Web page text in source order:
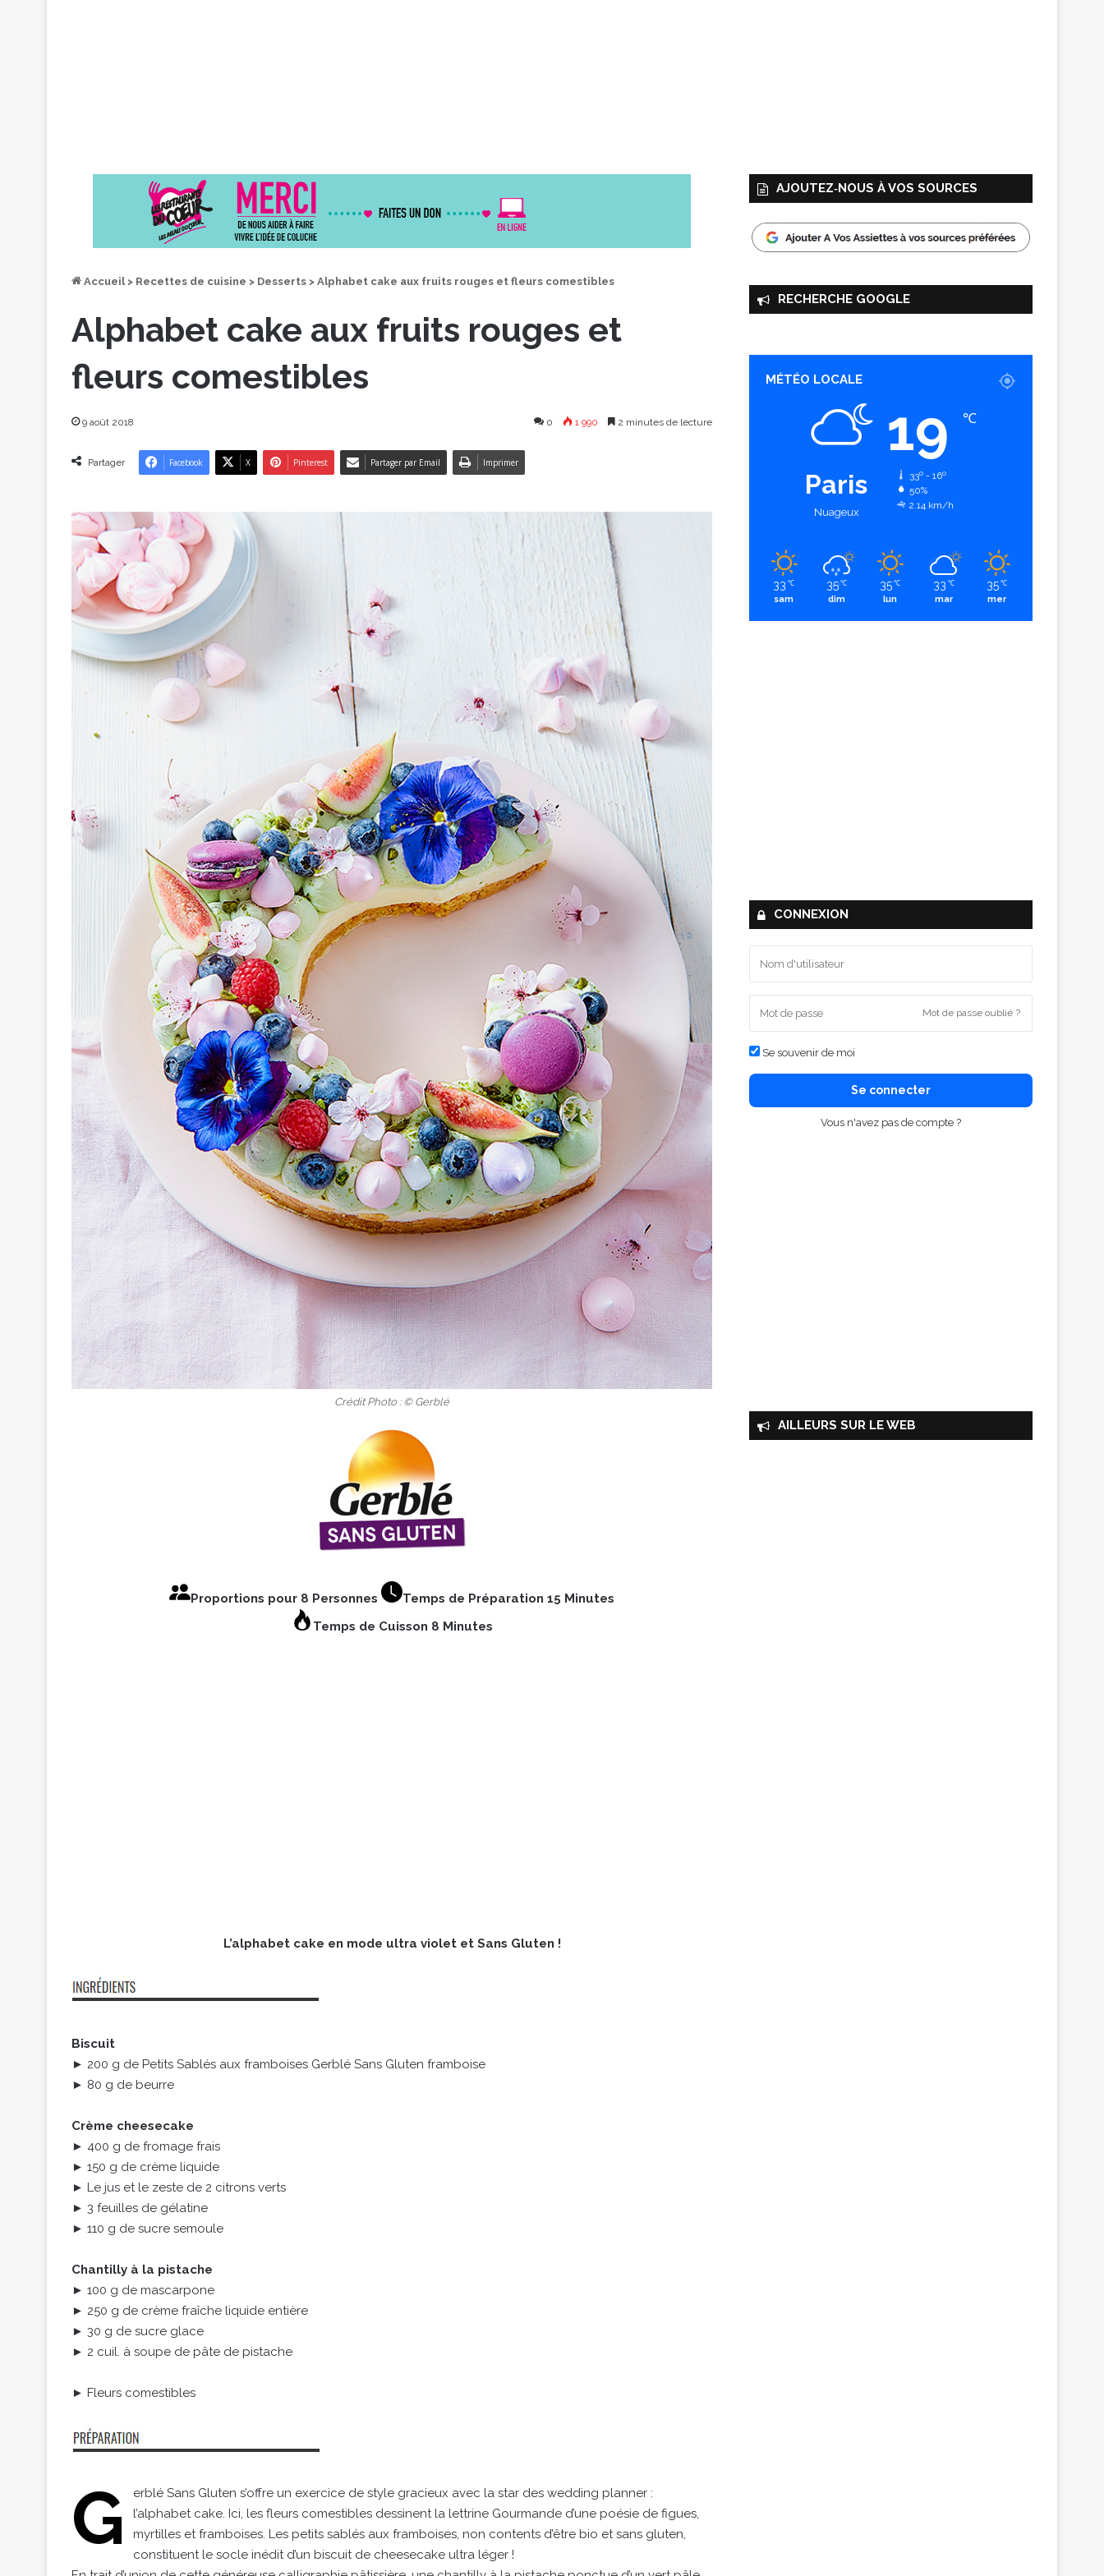
Accueil > Recettes de cuisine > Desserts > Alphabet cake aux fruits rouges et fleurs comestibles
Alphabet cake aux fruits rouges et
fleurs comestibles
9 août 2018 0 1 990 2 minutes de lecture
Partager Facebook X Pinterest Partager par Email Imprimer
Crédit Photo : © Gerblé
Proportions pour 8 Personnes
Temps de Préparation 15 Minutes
Temps de Cuisson 8 Minutes
L’alphabet cake en mode ultra violet et Sans Gluten !
Biscuit
► 200 g de Petits Sablés aux framboises Gerblé Sans Gluten framboise
► 80 g de beurre
Crème cheesecake
► 400 g de fromage frais
► 150 g de crème liquide
► Le jus et le zeste de 2 citrons verts
► 3 feuilles de gélatine
► 110 g de sucre semoule
Chantilly à la pistache
► 100 g de mascarpone
► 250 g de crème fraîche liquide entière
► 30 g de sucre glace
► 2 cuil. à soupe de pâte de pistache
► Fleurs comestibles
G
erblé Sans Gluten s’offre un exercice de style gracieux avec la star des wedding planner :
l’alphabet cake. Ici, les fleurs comestibles dessinent la lettrine Gourmande d’une poésie de figues,
myrtilles et framboises. Les petits sablés aux framboises, non contents d’être bio et sans gluten,
constituent le socle inédit d’un biscuit de cheesecake ultra léger !
AJOUTEZ‑NOUS À VOS SOURCES
RECHERCHE GOOGLE
MÉTÉO LOCALE
Paris
Nuageux
19 ℃
33º - 16º
50%
2.14 km/h
33 ℃
sam
35 ℃
dim
35 ℃
lun
33 ℃
mar
35 ℃
mer
CONNEXION
Mot de passe oublié ?
Se souvenir de moi
Se connecter
Vous n'avez pas de compte ?
AILLEURS SUR LE WEB